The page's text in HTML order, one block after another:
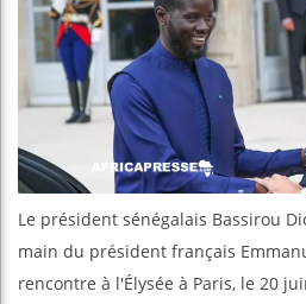
Le président sénégalais Bassirou
main du président français
rencontre à l'Élysée à Paris, le 20